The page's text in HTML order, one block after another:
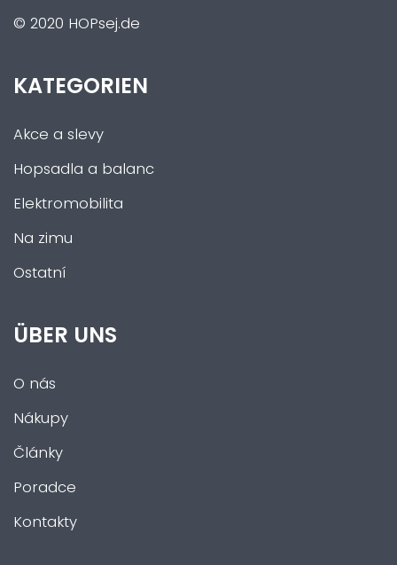
© 2020 HOPsej.de
KATEGORIEN
Akce a slevy
Hopsadla a balanc
Elektromobilita
Na zimu
Ostatní
ÜBER UNS
O nás
Nákupy
Články
Poradce
Kontakty